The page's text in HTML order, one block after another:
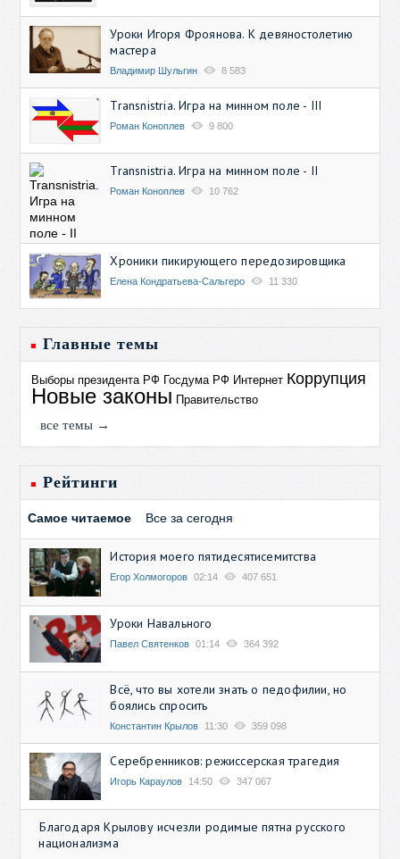
Уроки Игоря Фроянова. К девяностолетию
мастера
Владимир Шульгин 8 583
Transnistria. Игра на минном поле - III
Роман Коноплев 9 800
Transnistria. Игра на минном поле - II
Роман Коноплев 10 762
Хроники пикирующего передозировщика
Елена Кондратьева-Сальгеро 11 330
Главные темы
Выборы президента РФ Госдума РФ Интернет Коррупция
Новые законы Правительство
все темы →
Рейтинги
Самое читаемое Все за сегодня
История моего пятидесятисемитства
Егор Холмогоров 02:14 407 651
Уроки Навального
Павел Святенков 01:14 364 392
Всё, что вы хотели знать о педофилии, но
боялись спросить
Константин Крылов 11:30 359 098
Серебренников: режиссерская трагедия
Игорь Караулов 14:50 347 067
Благодаря Крылову исчезли родимые пятна русского
национализма